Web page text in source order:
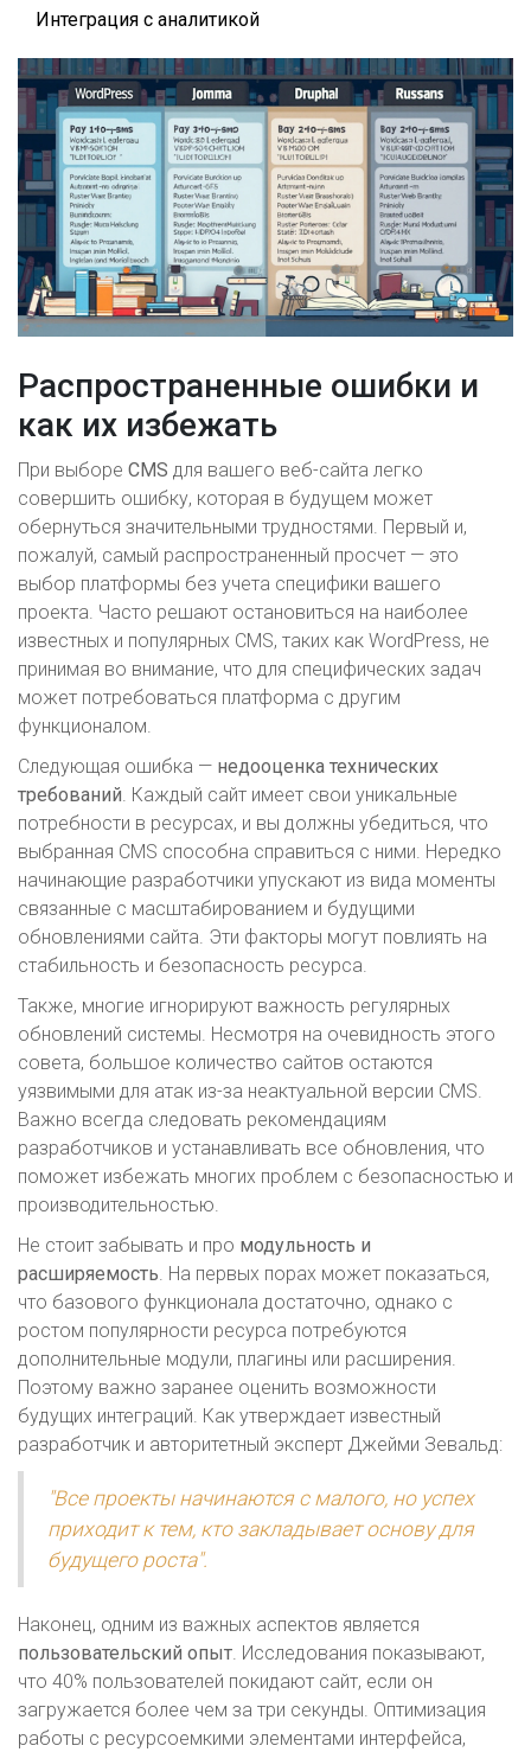
Интеграция с аналитикой
Распространенные ошибки и
как их избежать
При выборе CMS для вашего веб-сайта легко
совершить ошибку, которая в будущем может
обернуться значительными трудностями. Первый и,
пожалуй, самый распространенный просчет — это
выбор платформы без учета специфики вашего
проекта. Часто решают остановиться на наиболее
известных и популярных CMS, таких как WordPress, не
принимая во внимание, что для специфических задач
может потребоваться платформа с другим
функционалом.
Следующая ошибка — недооценка технических
требований. Каждый сайт имеет свои уникальные
потребности в ресурсах, и вы должны убедиться, что
выбранная CMS способна справиться с ними. Нередко
начинающие разработчики упускают из вида моменты
связанные с масштабированием и будущими
обновлениями сайта. Эти факторы могут повлиять на
стабильность и безопасность ресурса.
Также, многие игнорируют важность регулярных
обновлений системы. Несмотря на очевидность этого
совета, большое количество сайтов остаются
уязвимыми для атак из-за неактуальной версии CMS.
Важно всегда следовать рекомендациям
разработчиков и устанавливать все обновления, что
поможет избежать многих проблем с безопасностью и
производительностью.
Не стоит забывать и про модульность и
расширяемость. На первых порах может показаться,
что базового функционала достаточно, однако с
ростом популярности ресурса потребуются
дополнительные модули, плагины или расширения.
Поэтому важно заранее оценить возможности
будущих интеграций. Как утверждает известный
разработчик и авторитетный эксперт Джейми Зевальд:
"Все проекты начинаются с малого, но успех
приходит к тем, кто закладывает основу для
будущего роста".
Наконец, одним из важных аспектов является
пользовательский опыт. Исследования показывают,
что 40% пользователей покидают сайт, если он
загружается более чем за три секунды. Оптимизация
работы с ресурсоемкими элементами интерфейса,